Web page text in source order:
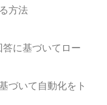
方法
に基づいてロー
づいて自動化をト